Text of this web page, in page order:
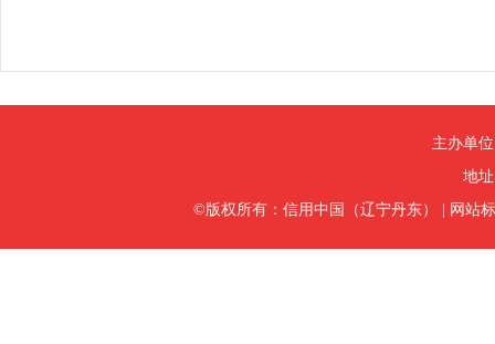
主办单
地
©版权所有：信用中国（辽宁丹东）
网站